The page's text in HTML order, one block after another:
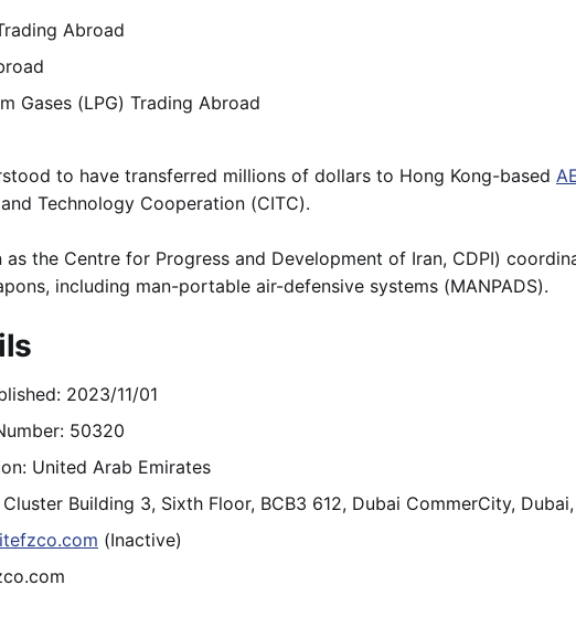
Abroad
Gases (LPG) Trading Abroad
to have transferred millions of dollars to Hong Kong-based
Technology Cooperation (CITC).
as the Centre for Progress and Development of Iran, CDPI)
including man-portable air-defensive systems (MANPADS).
2023/11/01
50320
United Arab Emirates
Building 3, Sixth Floor, BCB3 612, Dubai CommerCity,
(Inactive)